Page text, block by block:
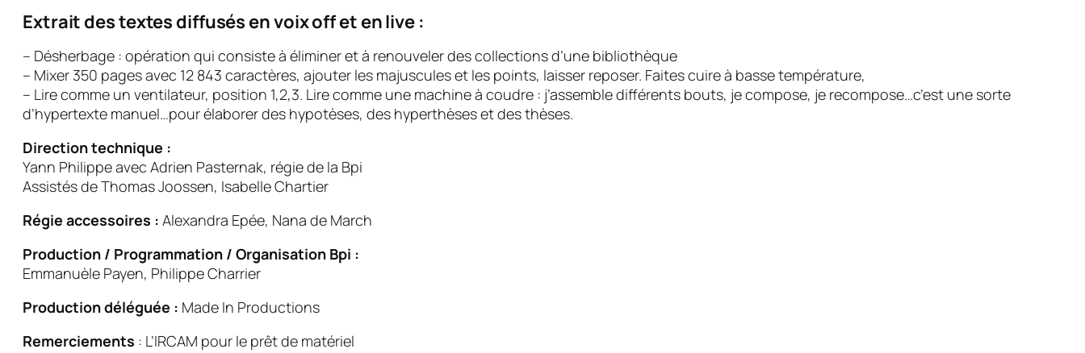
Extrait des textes diffusés en voix off et en live :
– Désherbage : opération qui consiste à éliminer et à renouveler des collections d’une bibliothèque
– Mixer 350 pages avec 12 843 caractères, ajouter les majuscules et les points, laisser reposer. Faites cuire à basse température,
– Lire comme un ventilateur, position 1,2,3. Lire comme une machine à coudre : j’assemble différents bouts, je compose, je recompose…c’est une sorte
d’hypertexte manuel…pour élaborer des hypotèses, des hyperthèses et des thèses.
Direction technique :
Yann Philippe avec Adrien Pasternak, régie de la Bpi
Assistés de Thomas Joossen, Isabelle Chartier
Régie accessoires : Alexandra Epée, Nana de March
Production / Programmation / Organisation Bpi :
Emmanuèle Payen, Philippe Charrier
Production déléguée : Made In Productions
Remerciements : L’IRCAM pour le prêt de matériel